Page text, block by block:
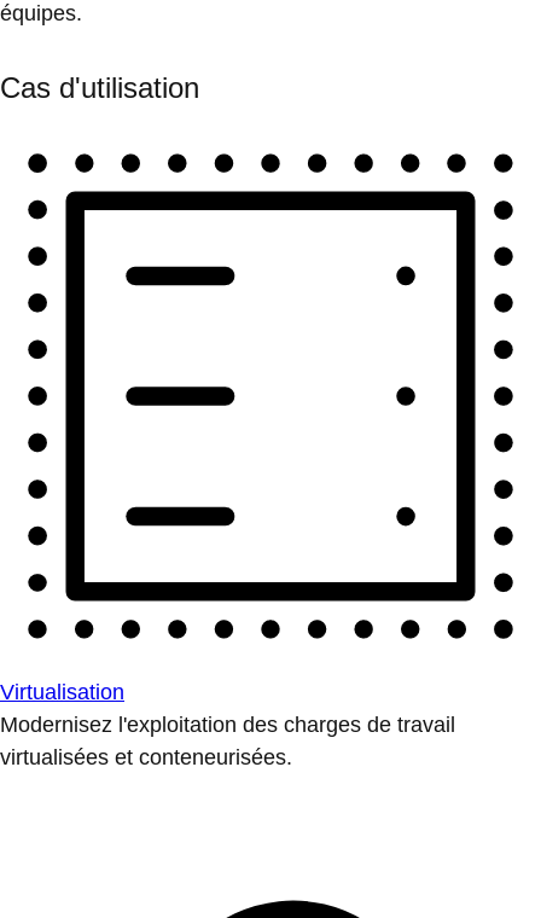
équipes.
Cas d'utilisation
Virtualisation
Modernisez l'exploitation des charges de travail
virtualisées et conteneurisées.